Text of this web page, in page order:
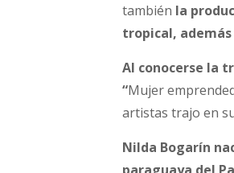
también la
tropical,
Al conocerse la
“Mujer
artistas trajo en
Nilda Bogarín